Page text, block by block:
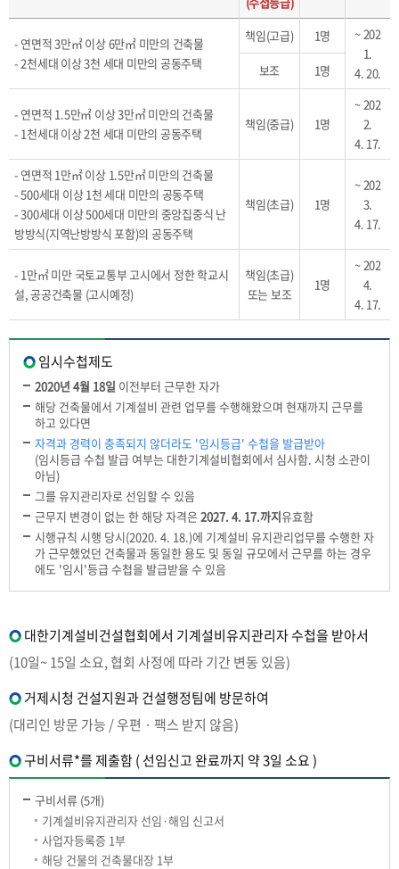
- 연면적 3만㎡ 이상 6만㎡ 미만의 건축물
- 2천세대 이상 3천 세대 미만의 공동주택
책임(고급) 1명
~ 202
1.
4. 20.
보조 1명
- 연면적 1.5만㎡ 이상 3만㎡ 미만의 건축물
- 1천세대 이상 2천 세대 미만의 공동주택
책임(중급) 1명
~ 202
2.
4. 17.
- 연면적 1만㎡ 이상 1.5만㎡ 미만의 건축물
- 500세대 이상 1천 세대 미만의 공동주택
- 300세대 이상 500세대 미만의 중앙집중식 난
방방식(지역난방방식 포함)의 공동주택
책임(초급) 1명
~ 202
3.
4. 17.
- 1만㎡ 미만 국토교통부 고시에서 정한 학교시
설, 공공건축물 (고시예정)
책임(초급)
또는 보조
1명
~ 202
4.
4. 17.
임시수첩제도
2020년 4월 18일 이전부터 근무한 자가
해당 건축물에서 기계설비 관련 업무를 수행해왔으며 현재까지 근무를
하고 있다면
자격과 경력이 충족되지 않더라도 '임시등급' 수첩을 발급받아
(임시등급 수첩 발급 여부는 대한기계설비협회에서 심사함. 시청 소관이
아님)
그를 유지관리자로 선임할 수 있음
근무지 변경이 없는 한 해당 자격은2027. 4. 17.까지유효함
시행규칙 시행 당시(2020. 4. 18.)에 기계설비 유지관리업무를 수행한 자
가 근무했었던 건축물과 동일한 용도 및 동일 규모에서 근무를 하는 경우
에도 '임시'등급 수첩을 발급받을 수 있음
대한기계설비건설협회에서 기계설비유지관리자 수첩을 받아서
(10일~ 15일 소요, 협회 사정에 따라 기간 변동 있음)
거제시청 건설지원과 건설행정팀에 방문하여
(대리인 방문 가능 / 우편 · 팩스 받지 않음)
구비서류*를 제출함 ( 선임신고 완료까지 약 3일 소요 )
구비서류 (5개)
기계설비유지관리자 선임·해임 신고서
사업자등록증 1부
해당 건물의 건축물대장 1부